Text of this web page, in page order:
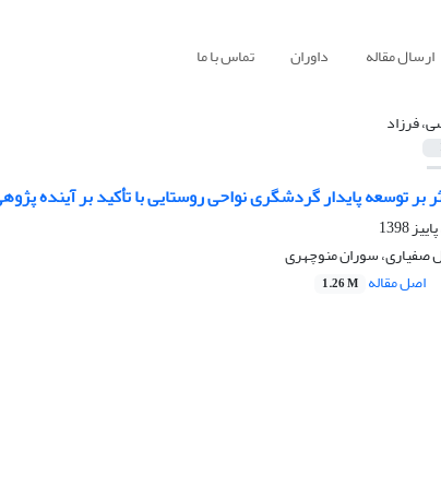
ارسال مقاله داوران تماس با ما
فرزاد
بر توسعه پایدار گردشگری نواحی روستایی با تأکید بر آینده
صفیاری، سوران منوچهری
اصل مقاله 1.26 M